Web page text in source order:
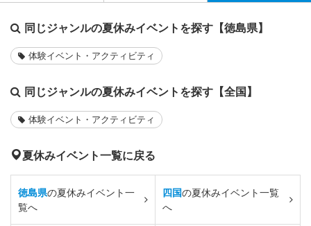
同じジャンルの夏休みイベントを探す【徳島県】
体験イベント・アクティビティ
同じジャンルの夏休みイベントを探す【全国】
体験イベント・アクティビティ
夏休みイベント一覧に戻る
徳島県の夏休みイベント一
覧へ
四国の夏休みイベント一覧
へ